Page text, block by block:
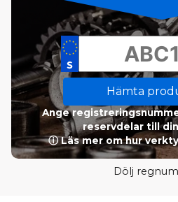
Hämta
Ange
reservdelar till
ⓘ Läs mer om hur
Dölj